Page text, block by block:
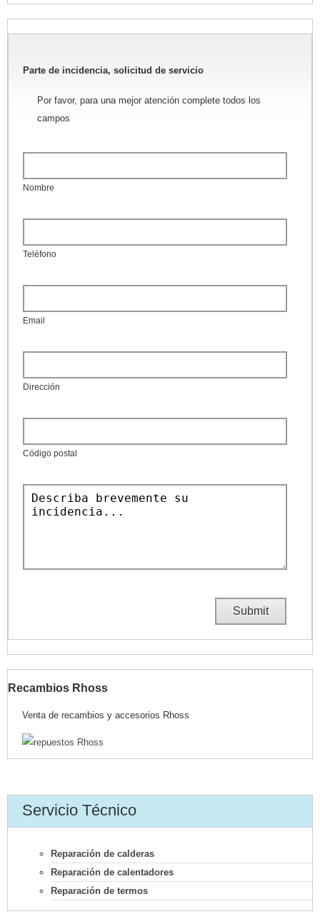
Parte de incidencia, solicitud de servicio
Por favor, para una mejor atención complete todos los
campos
Nombre
Teléfono
Email
Dirección
Código postal
Recambios Rhoss
Venta de recambios y accesorios Rhoss
Servicio Técnico
Reparación de calderas
Reparación de calentadores
Reparación de termos